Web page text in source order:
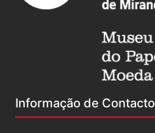
Informação de Contacto